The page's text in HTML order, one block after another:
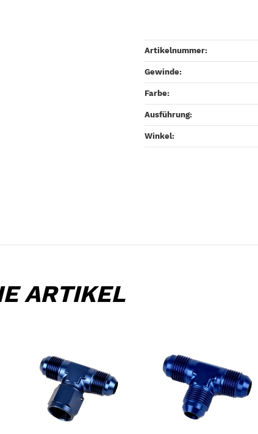
Artikelnummer:
Gewinde‍:
Farbe‍:
Ausführung‍:
Winkel‍:
ARTIKEL